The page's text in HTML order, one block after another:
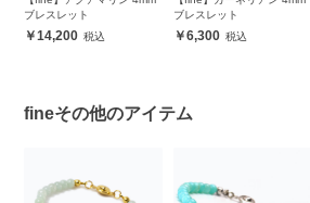
ブレスレット
14,200
ブレスレット
6,300
fineその他のアイテム